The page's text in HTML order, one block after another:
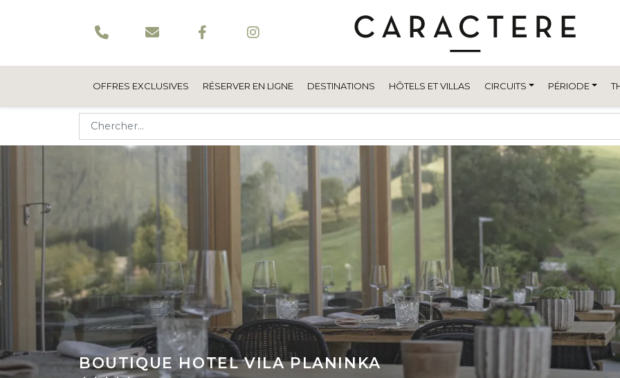
OFFRES EXCLUSIVES RÉSERVER EN LIGNE DESTINATIONS HÔTELS ET VILLAS CIRCUITS PÉRIODE
BOUTIQUE HOTEL VILA PLANINKA